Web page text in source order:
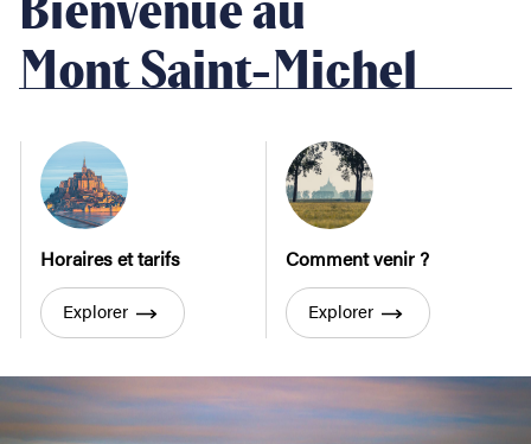
Bienvenue au
Mont Saint-Michel
Horaires et tarifs
Explorer
Comment venir ?
Explorer